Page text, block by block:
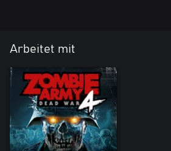
Arbeitet mit